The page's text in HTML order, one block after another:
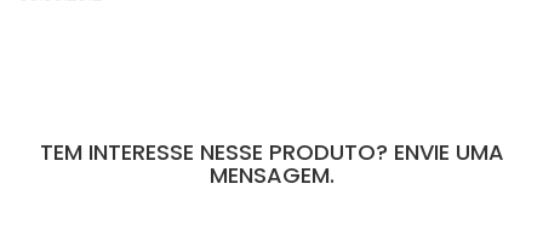
TEM INTERESSE NESSE PRODUTO? ENVIE UMA
MENSAGEM.